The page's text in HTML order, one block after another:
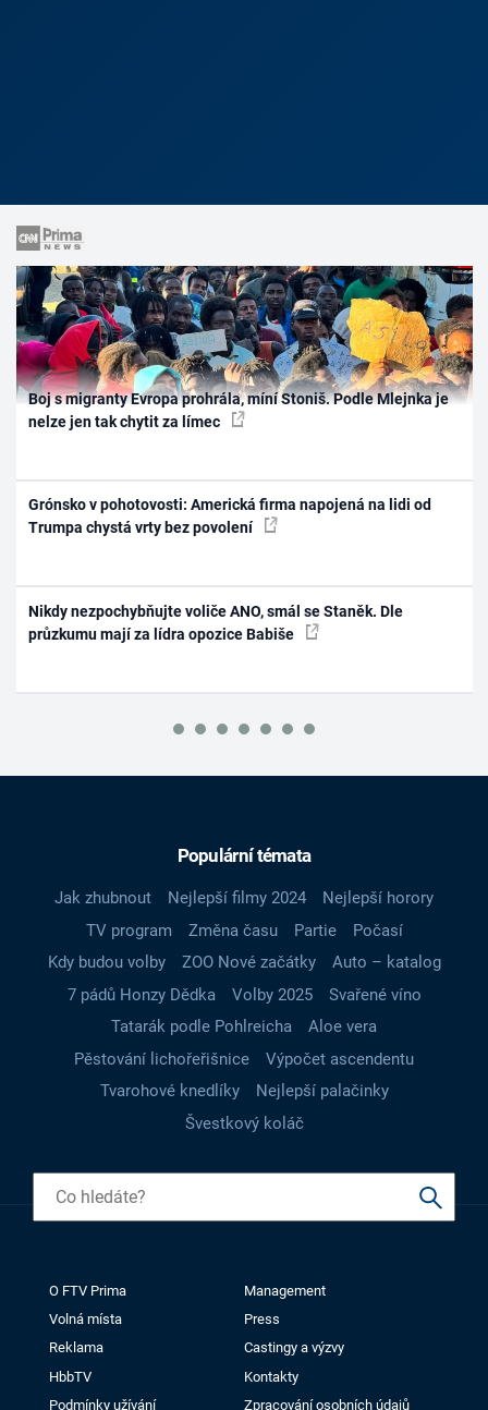
Boj s migranty Evropa prohrála, míní Stoniš. Podle Mlejnka je
nelze jen tak chytit za límec
Grónsko v pohotovosti: Americká firma napojená na lidi od
Trumpa chystá vrty bez povolení
Nikdy nezpochybňujte voliče ANO, smál se Staněk. Dle
průzkumu mají za lídra opozice Babiše
Populární témata
Jak zhubnout Nejlepší filmy 2024
Nejlepší horory
TV program
Změna času Partie
Počasí
Kdy budou volby
ZOO Nové začátky
Auto – katalog
7 pádů Honzy Dědka
Volby 2025
Svařené víno
Tatarák podle Pohlreicha
Aloe vera
Pěstování lichořeřišnice
Výpočet ascendentu
Tvarohové knedlíky
Nejlepší palačinky
Švestkový koláč
O FTV Prima
Management
Volná místa
Press
Reklama
Castingy a výzvy
HbbTV
Kontakty
Podmínky užívání
Zpracování osobních údajů